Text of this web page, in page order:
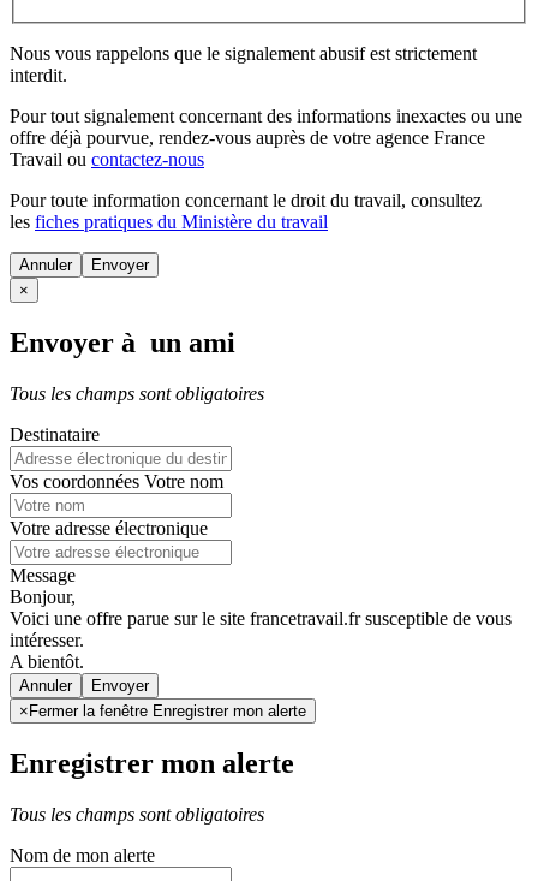
Nous vous rappelons que le signalement abusif est strictement
interdit.
Pour tout signalement concernant des informations inexactes ou une
offre déjà pourvue, rendez-vous auprès de votre agence France
Travail ou contactez-nous
Pour toute information concernant le droit du travail, consultez
les fiches pratiques du Ministère du travail
Annuler
×
Envoyer à un ami
Tous les champs sont obligatoires
Destinataire
Vos coordonnées Votre nom
Votre adresse électronique
Message
Bonjour,
Voici une offre parue sur le site francetravail.fr susceptible de vous
intéresser.
A bientôt.
Annuler
× Fermer la fenêtre Enregistrer mon alerte
Enregistrer mon alerte
Tous les champs sont obligatoires
Nom de mon alerte